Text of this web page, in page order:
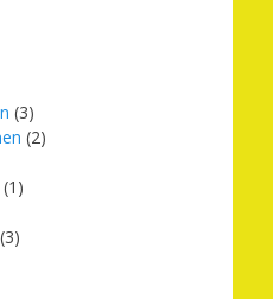
(3)
(2)
(1)
(3)